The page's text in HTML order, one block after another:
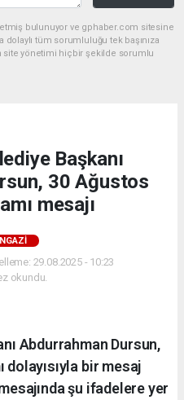
etmiş bulunuyor ve gphaber.com sitesine
dolaylı tüm sorumluluğu tek başınıza
site yönetimi hiçbir şekilde sorumlu
Başkanı
30 Ağustos
mesajı
29.08.2025 - 10:23
okundu.
Abdurrahman Dursun,
bir mesaj
şu ifadelere yer